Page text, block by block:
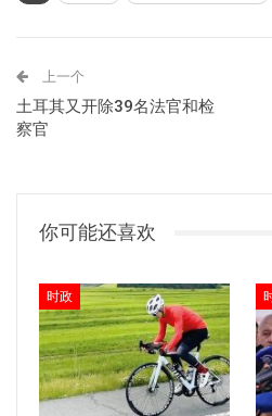
上一个
土耳其又开除39名法官和检
察官
你可能还喜欢
时政